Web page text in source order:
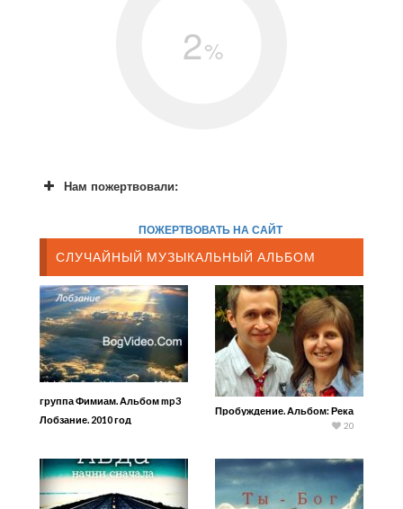
2%
Нам пожертвовали:
ПОЖЕРТВОВАТЬ НА САЙТ
СЛУЧАЙНЫЙ МУЗЫКАЛЬНЫЙ АЛЬБОМ
группа Фимиам. Альбом mp3
Лобзание. 2010 год
Пробуждение. Альбом: Река
20